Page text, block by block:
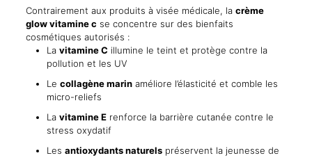
Contrairement aux produits à visée médicale, la crème
glow vitamine c se concentre sur des bienfaits
cosmétiques autorisés :
La vitamine C illumine le teint et protège contre la
pollution et les UV
Le collagène marinaméliore l’élasticité et comble les
micro-reliefs
La vitamine Erenforce la barrière cutanée contre le
stress oxydatif
Les antioxydants naturelspréservent la jeunesse de